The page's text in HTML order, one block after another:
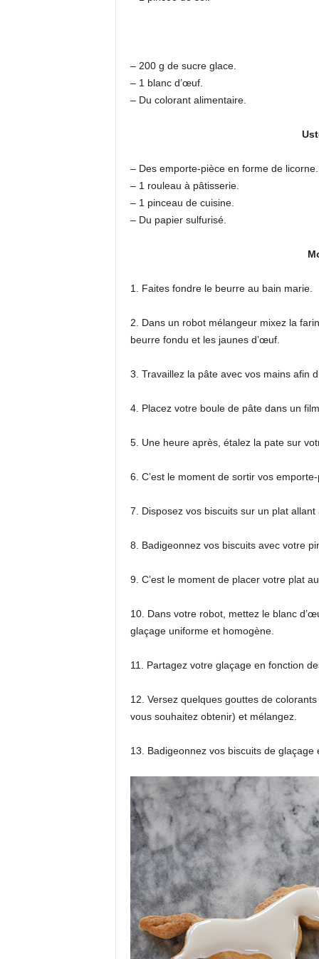
– 200 g de sucre glace.
– 1 blanc d’œuf.
– Du colorant alimentaire.
– Des emporte-pièce en forme de licorne.
– 1 rouleau à pâtisserie.
– 1 pinceau de cuisine.
– Du papier sulfurisé.
1. Faites fondre le beurre au bain marie.
2. Dans un robot mélangeur mixez la
beurre fondu et les jaunes d’œuf.
3. Travaillez la pâte avec vos mains afin
4. Placez votre boule de pâte dans un
5. Une heure après, étalez la pate sur
6. C’est le moment de sortir vos
7. Disposez vos biscuits sur un plat
8. Badigeonnez vos biscuits avec votre
9. C’est le moment de placer votre plat
10. Dans votre robot, mettez le blanc
glaçage uniforme et homogène.
11. Partagez votre glaçage en fonction
12. Versez quelques gouttes de
vous souhaitez obtenir) et mélangez.
13. Badigeonnez vos biscuits de